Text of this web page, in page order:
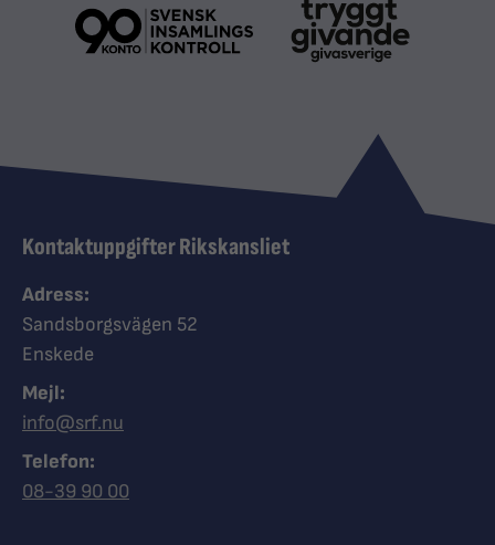
Kontaktuppgifter Rikskansliet
Adress:
Sandsborgsvägen 52
Enskede
Mejl:
info@srf.nu
Telefon:
Ring Synskadades riksförbund
08-39 90 00